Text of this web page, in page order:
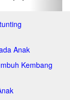
Anak
Kembang